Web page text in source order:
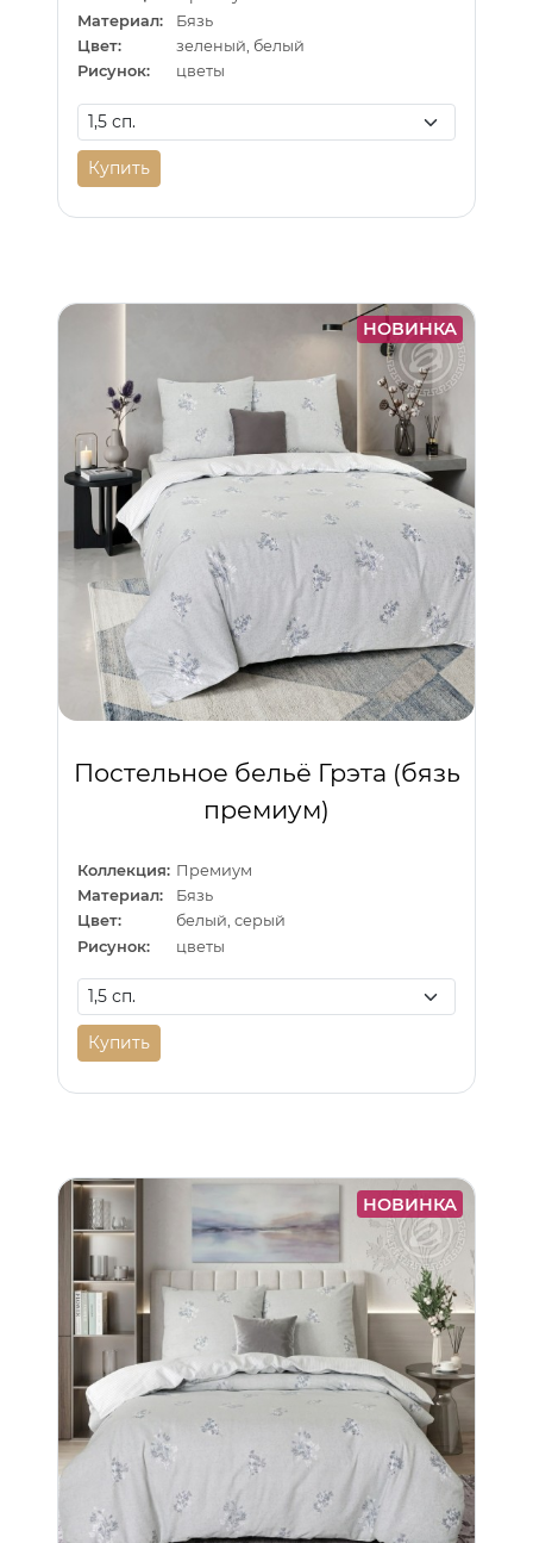
Материал:
Бязь
Цвет:
зеленый, белый
Рисунок:
цветы
Купить
НОВИНКА
Постельное бельё Грэта (бязь
премиум)
Коллекция: Премиум
Материал:
Бязь
Цвет:
белый, серый
Рисунок:
цветы
Купить
НОВИНКА